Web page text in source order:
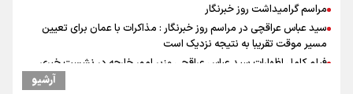
مراسم گرامیداشت روز خبرنگار
سید عباس عراقچی در مراسم روز خبرنگار : مذاکرات با عمان برای تعیین
مسیر موقت تقریبا به نتیجه نزدیک است
فیلم کامل اظهارات سید عباس عراقچی وزیر امور خارجه در نشست خبری
آرشیو